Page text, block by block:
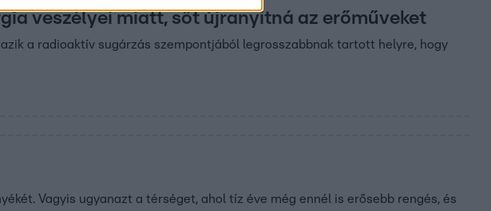
veszélyei miatt, sőt újranyitná az erőműveket
a radioaktív sugárzás szempontjából legrosszabbnak tartott helyre, hogy
Vagyis ugyanazt a térséget, ahol tíz éve még ennél is erősebb rengés, és